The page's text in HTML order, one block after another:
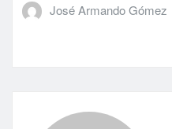
José Armando Gómez